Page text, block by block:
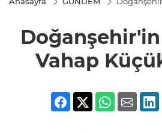
Anıldı
Vahap